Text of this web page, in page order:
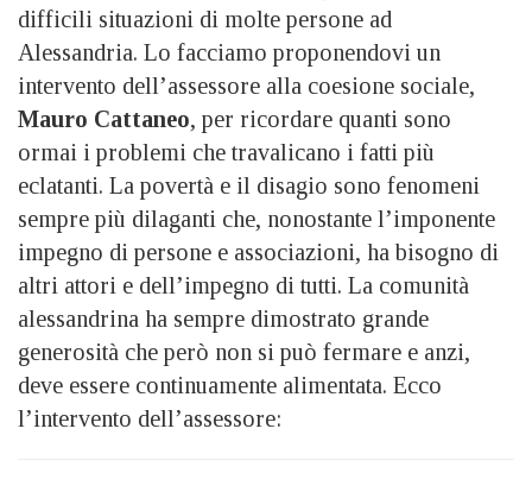
difficili situazioni di molte persone ad
Alessandria. Lo facciamo proponendovi un
intervento dell’assessore alla coesione sociale,
Mauro Cattaneo, per ricordare quanti sono
ormai i problemi che travalicano i fatti più
eclatanti. La povertà e il disagio sono fenomeni
sempre più dilaganti che, nonostante l’imponente
impegno di persone e associazioni, ha bisogno di
altri attori e dell’impegno di tutti. La comunità
alessandrina ha sempre dimostrato grande
generosità che però non si può fermare e anzi,
deve essere continuamente alimentata. Ecco
l’intervento dell’assessore: